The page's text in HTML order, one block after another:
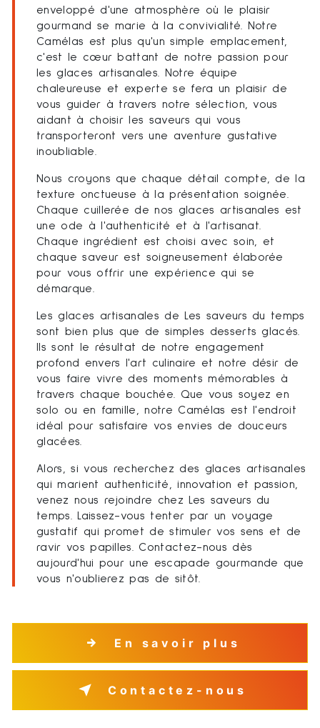
enveloppé d'une atmosphère où le plaisir
gourmand se marie à la convivialité. Notre
Camélas est plus qu'un simple emplacement,
c'est le cœur battant de notre passion pour
les glaces artisanales. Notre équipe
chaleureuse et experte se fera un plaisir de
vous guider à travers notre sélection, vous
aidant à choisir les saveurs qui vous
transporteront vers une aventure gustative
inoubliable.
Nous croyons que chaque détail compte, de la
texture onctueuse à la présentation soignée.
Chaque cuillerée de nos glaces artisanales est
une ode à l'authenticité et à l'artisanat.
Chaque ingrédient est choisi avec soin, et
chaque saveur est soigneusement élaborée
pour vous offrir une expérience qui se
démarque.
Les glaces artisanales de Les saveurs du temps
sont bien plus que de simples desserts glacés.
Ils sont le résultat de notre engagement
profond envers l'art culinaire et notre désir de
vous faire vivre des moments mémorables à
travers chaque bouchée. Que vous soyez en
solo ou en famille, notre Camélas est l'endroit
idéal pour satisfaire vos envies de douceurs
glacées.
Alors, si vous recherchez des glaces artisanales
qui marient authenticité, innovation et passion,
venez nous rejoindre chez Les saveurs du
temps. Laissez-vous tenter par un voyage
gustatif qui promet de stimuler vos sens et de
ravir vos papilles. Contactez-nous dès
aujourd'hui pour une escapade gourmande que
vous n'oublierez pas de sitôt.
En savoir plus
Contactez-nous